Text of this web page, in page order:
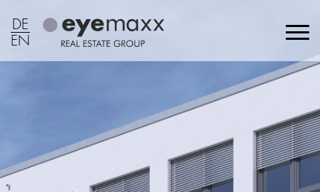
DE
EN